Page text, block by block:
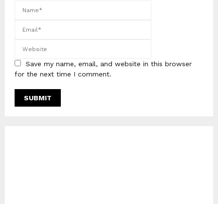
Save my name, email, and website in this browser
for the next time I comment.